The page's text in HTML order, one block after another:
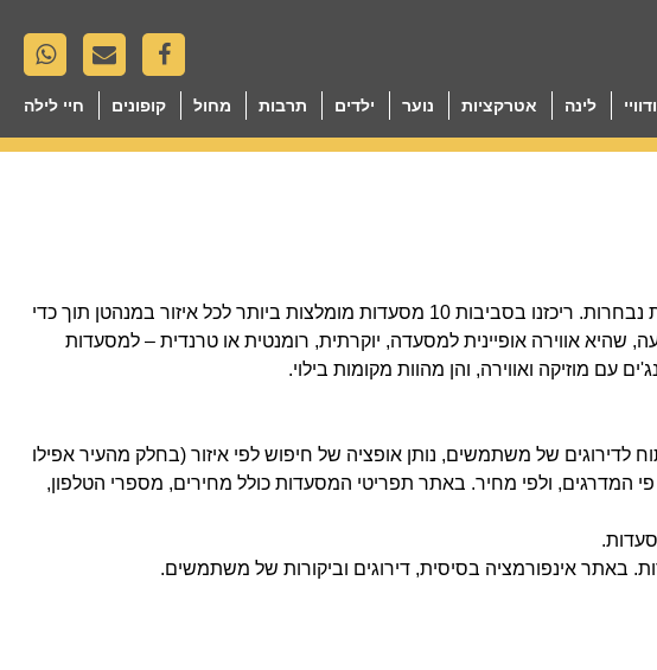
לינה אטרקציות נוער ילדים תרבות מחול קופונים חיי לילה
קיים מבחר עצום של מסעדות בניו יורק. להלן המלצות על מסעדות נבחרות. ריכזנו בסביבות 10 מסעדות מומלצות ביותר לכל איזור במנהטן תוך כדי
שהיא אווירה אופיינית למסעדה, יוקרתית, רומנטית או טרנדית – למסעדות
עם מוזיקה ואווירה, והן מהוות מקומות בילוי.
של משתמשים, נותן אופציה של חיפוש לפי איזור (בחלק מהעיר אפילו
ולפי מחיר. באתר תפריטי המסעדות כולל מחירים, מספרי הטלפון,
באתר אינפורמציה בסיסית, דירוגים וביקורות של משתמשים.